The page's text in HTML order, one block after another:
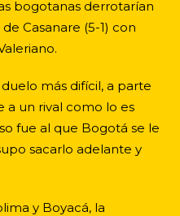
bogotanas derrotarían
Casanare (5-1) con
más difícil, a parte
a un rival como lo es
fue al que Bogotá se le
sacarlo adelante y
y Boyacá, la